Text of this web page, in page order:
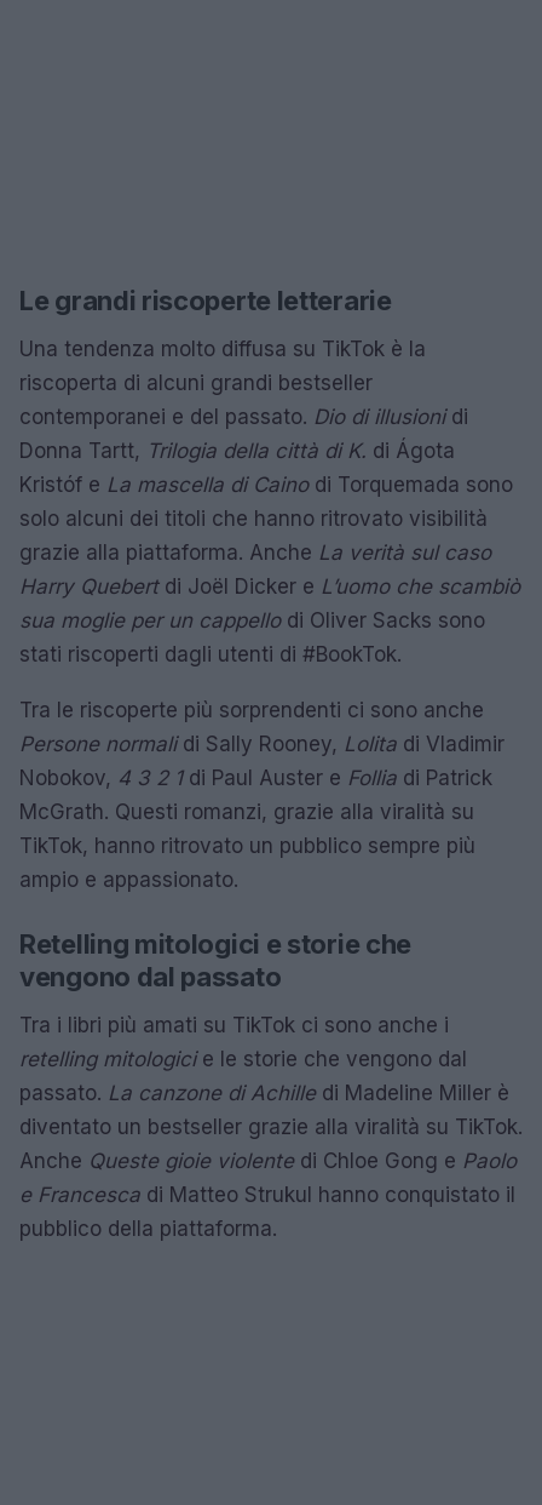
Le grandi riscoperte letterarie
Una tendenza molto diffusa su TikTok è la
riscoperta di alcuni grandi bestseller
contemporanei e del passato. Dio di illusionidi
Donna Tartt, Trilogia della città di K. di Ágota
Kristóf e La mascella di Cainodi Torquemada sono
solo alcuni dei titoli che hanno ritrovato visibilità
grazie alla piattaforma. Anche La verità sul caso
Harry Quebertdi Joël Dicker e L’uomo che scambiò
sua moglie per un cappellodi Oliver Sacks sono
stati riscoperti dagli utenti di #BookTok.
Tra le riscoperte più sorprendenti ci sono anche
Persone normalidi Sally Rooney, Lolita di Vladimir
Nobokov, 4 3 2 1di Paul Auster e Follia di Patrick
McGrath. Questi romanzi, grazie alla viralità su
TikTok, hanno ritrovato un pubblico sempre più
ampio e appassionato.
Retelling mitologici e storie che
vengono dal passato
Tra i libri più amati su TikTok ci sono anche i
retelling mitologicie le storie che vengono dal
passato. La canzone di Achilledi Madeline Miller è
diventato un bestseller grazie alla viralità su TikTok.
Anche Queste gioie violentedi Chloe Gong e Paolo
e Francesca di Matteo Strukul hanno conquistato il
pubblico della piattaforma.